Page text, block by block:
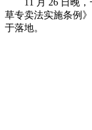
11 月 26 日晚
草专卖法实施条例
于落地。